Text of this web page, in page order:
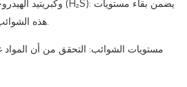
هذه الشوائب السامة ضمن الحدود الآمنة.
مستويات الشوائب: التحقق من أن